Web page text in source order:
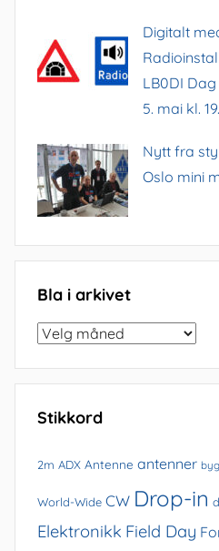
Digitalt
LB0DI
5. mai kl.
Nytt fra
Oslo mini
Bla i arkivet
Bla
arkivet
Stikkord
2m ADX Antenne antenner
World-Wide CW Drop-in
Elektronikk Field Day